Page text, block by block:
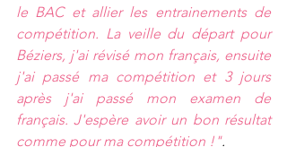
le BAC et allier les entrainements de
compétition. La veille du départ pour
Béziers, j'ai révisé mon français, ensuite
j'ai passé ma compétition et 3 jours
après j'ai passé mon examen de
français. J'espère avoir un bon résultat
comme pour ma compétition !".